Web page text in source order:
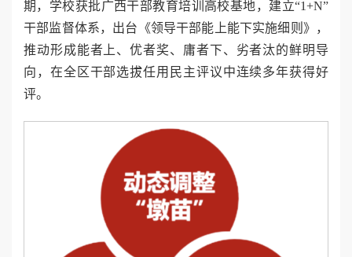
期，学校获批广西干部教育培训高校基地，建立“1+N”
干部监督体系，出台《领导干部能上能下实施细则》，
推动形成能者上、优者奖、庸者下、劣者汰的鲜明导
向，在全区干部选拔任用民主评议中连续多年获得好
评。